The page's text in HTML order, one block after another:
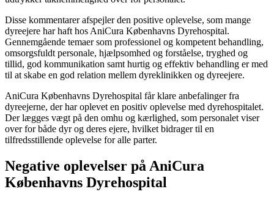
Disse kommentarer afspejler den positive oplevelse, som mange
dyreejere har haft hos AniCura Københavns Dyrehospital.
Gennemgående temaer som professionel og kompetent behandling,
omsorgsfuldt personale, hjælpsomhed og forståelse, tryghed og
tillid, god kommunikation samt hurtig og effektiv behandling er med
til at skabe en god relation mellem dyreklinikken og dyreejere.
AniCura Københavns Dyrehospital får klare anbefalinger fra
dyreejerne, der har oplevet en positiv oplevelse med dyrehospitalet.
Der lægges vægt på den omhu og kærlighed, som personalet viser
over for både dyr og deres ejere, hvilket bidrager til en
tilfredsstillende oplevelse for alle parter.
Negative oplevelser på AniCura
Københavns Dyrehospital